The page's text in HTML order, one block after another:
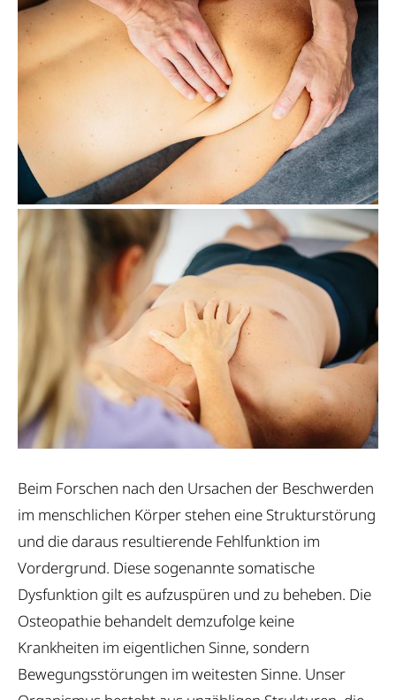
Beim Forschen nach den Ursachen der Beschwerden
im menschlichen Körper stehen eine Strukturstörung
und die daraus resultierende Fehlfunktion im
Vordergrund. Diese sogenannte somatische
Dysfunktion gilt es aufzuspüren und zu beheben. Die
Osteopathie behandelt demzufolge keine
Krankheiten im eigentlichen Sinne, sondern
Bewegungsstörungen im weitesten Sinne. Unser